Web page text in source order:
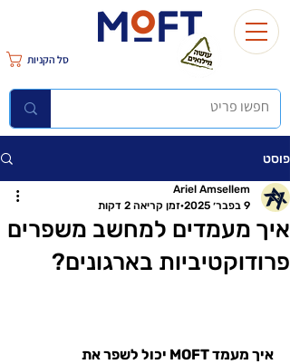
סל הקניות
פוסט
איך מעמדים למחשב משפרים
פרודוקטיביות בארגונים?
Ariel Amsellem
9 בפבר׳ 2025
זמן קריאה 2 דקות
איך מעמד MOFT יכול לשפר את